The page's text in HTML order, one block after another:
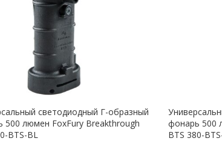
светодиодный Г-образный
500 люмен FoxFury Breakthrough
BTS-BL
фонарь 500
BTS 380-